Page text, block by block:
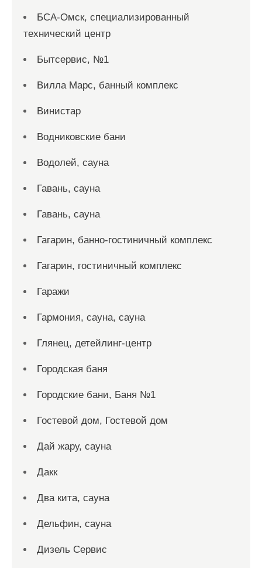
БСА-Омск, специализированный
технический центр
Бытсервис, №1
Вилла Марс, банный комплекс
Винистар
Водниковские бани
Водолей, сауна
Гавань, сауна
Гавань, сауна
Гагарин, банно-гостиничный комплекс
Гагарин, гостиничный комплекс
Гаражи
Гармония, сауна, сауна
Глянец, детейлинг-центр
Городская баня
Городские бани, Баня №1
Гостевой дом, Гостевой дом
Дай жару, сауна
Дакк
Два кита, сауна
Дельфин, сауна
Дизель Сервис